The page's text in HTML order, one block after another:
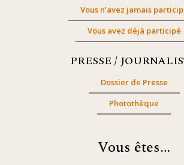
Vous n’avez jamais
Vous avez déjà participé
PRESSE /
Dossier de Presse
Photothèque
Vous êtes…